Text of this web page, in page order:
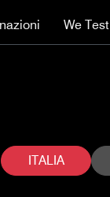
We Test
ITALIA